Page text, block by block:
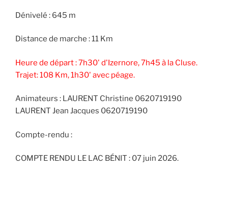
Dénivelé : 645 m
Distance de marche : 11 Km
Heure de départ : 7h30' d'Izernore, 7h45 à la Cluse.
Trajet: 108 Km, 1h30' avec péage.
Animateurs : LAURENT Christine 0620719190
LAURENT Jean Jacques 0620719190
Compte-rendu :
COMPTE RENDU LE LAC BÉNIT : 07 juin 2026.